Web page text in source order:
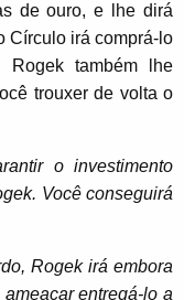
de ouro, e lhe dirá
Círculo irá comprá-lo
Rogek também lhe
trouxer de volta o
o investimento
Você conseguirá
Rogek irá embora
entregá-lo a